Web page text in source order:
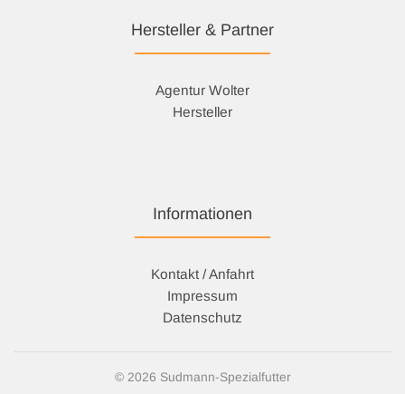
Hersteller & Partner
Agentur Wolter
Hersteller
Informationen
Kontakt / Anfahrt
Impressum
Datenschutz
© 2026 Sudmann-Spezialfutter